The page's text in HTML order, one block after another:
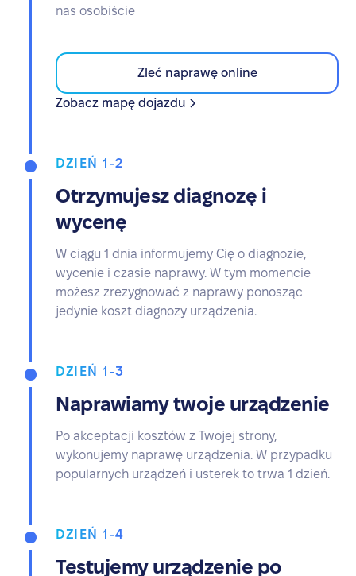
nas osobiście
Zleć naprawę online
Zobacz mapę dojazdu
DZIEŃ 1-2
Otrzymujesz diagnozę i
wycenę
W ciągu 1 dnia informujemy Cię o diagnozie,
wycenie i czasie naprawy. W tym momencie
możesz zrezygnować z naprawy ponosząc
jedynie koszt diagnozy urządzenia.
DZIEŃ 1-3
Naprawiamy twoje urządzenie
Po akceptacji kosztów z Twojej strony,
wykonujemy naprawę urządzenia. W przypadku
popularnych urządzeń i usterek to trwa 1 dzień.
DZIEŃ 1-4
Testujemy urządzenie po